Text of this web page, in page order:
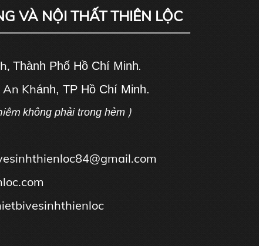
VÀ NỘI THẤT THIÊN LỘC
Thành Phố Hồ Chí Minh.
Khánh, TP Hồ Chí Minh.
không phải trong hẻm )